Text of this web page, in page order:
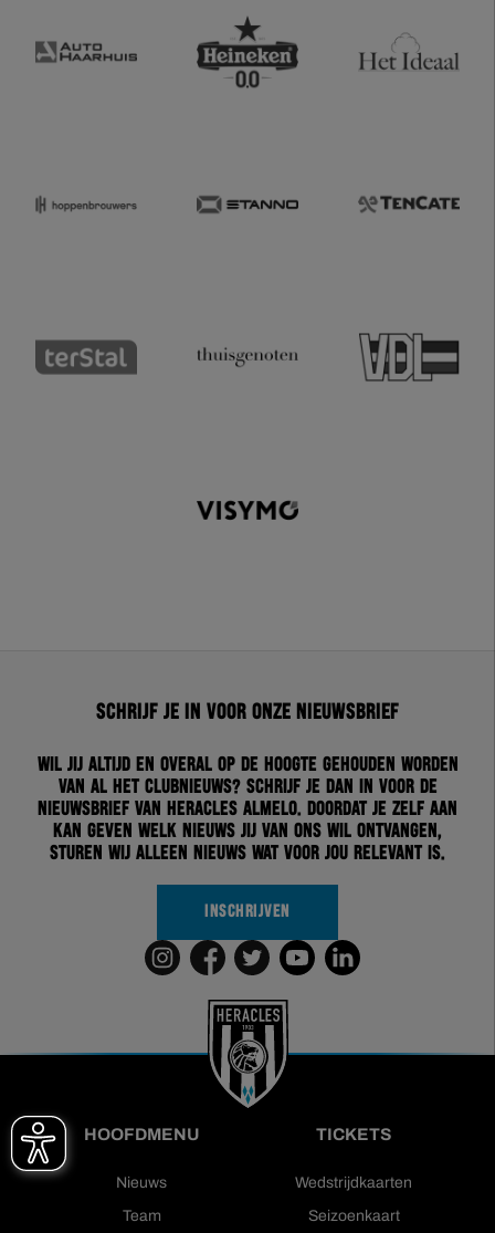
Schrijf je in voor onze nieuwsbrief
Wil jij altijd en overal op de hoogte gehouden worden
van al het clubnieuws? Schrijf je dan in voor de
nieuwsbrief van Heracles Almelo. Doordat je zelf aan
kan geven welk nieuws jij van ons wil ontvangen,
sturen wij alleen nieuws wat voor jou relevant is.
INSCHRIJVEN
HOOFDMENU
Nieuws
Team
TICKETS
Wedstrijdkaarten
Seizoenkaart